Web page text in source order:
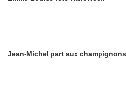
Jean-Michel part aux champignons